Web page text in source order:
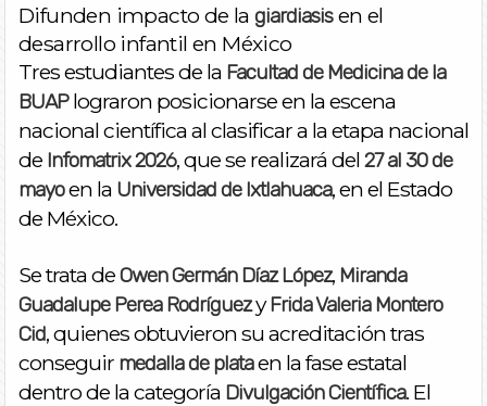
Difunden impacto de lagiardiasisen el
desarrollo infantil en México
Tres estudiantes de la Facultad de Medicina de la
BUAPlograron posicionarse en la escena
nacional científica al clasificar a la etapa nacional
de Infomatrix 2026, que se realizará del 27 al 30 de
mayoen la Universidad de Ixtlahuaca, en el Estado
de México.
Se trata deOwen Germán Díaz López, Miranda
Guadalupe Perea RodríguezyFrida Valeria Montero
Cid, quienes obtuvieron su acreditación tras
conseguir medalla de plataen la fase estatal
dentro de la categoría Divulgación Científica. El